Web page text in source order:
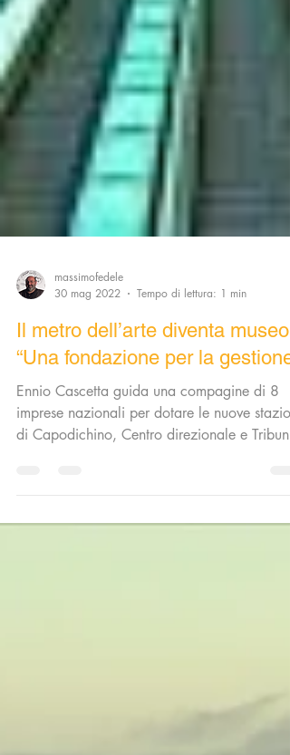
massimofedele
30 mag 2022
Tempo di lettura: 1 min
Il metro dell’arte diventa museo
“Una fondazione per la gestione”
Ennio Cascetta guida una compagine di 8
di...